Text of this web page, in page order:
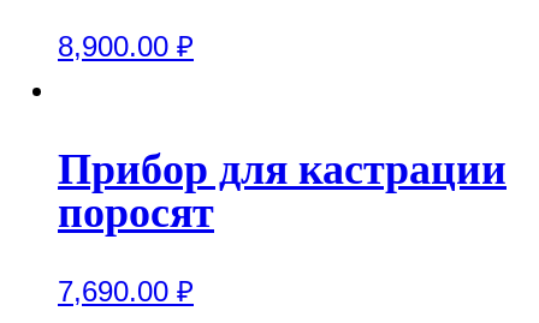
8,900.00 ₽
Прибор для кастрации
поросят
7,690.00 ₽